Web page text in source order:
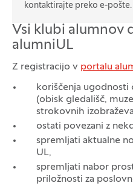
kontaktirajte preko e-pošte.
Vsi klubi alumnov
alumniUL
Z registracijo v portalu
koriščenja ugodnosti
(obisk gledališč,
strokovnih
ostati povezani z
spremljati aktualne
UL,
spremljati nabor
priložnosti za